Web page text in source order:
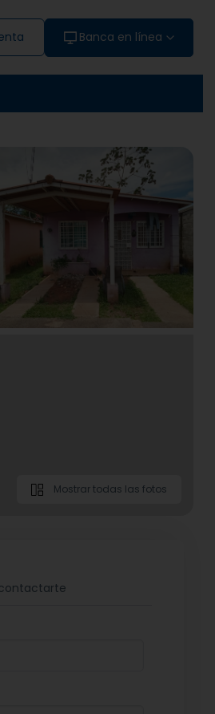
Banca en línea
Mostrar todas las fotos